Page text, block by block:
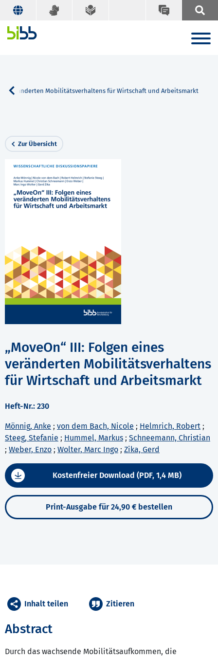
veränderten Mobilitätsverhaltens für Wirtschaft und Arbeitsmarkt
Zur Übersicht
„MoveOn“ III: Folgen eines
veränderten Mobilitätsverhaltens
für Wirtschaft und Arbeitsmarkt
Heft-Nr.: 230
Mönnig, Anke ; von dem Bach, Nicole ; Helmrich, Robert ;
Steeg, Stefanie ; Hummel, Markus ; Schneemann, Christian
; Weber, Enzo ; Wolter, Marc Ingo ; Zika, Gerd
Kostenfreier Download (PDF, 1,4 MB)
Print-Ausgabe für 24,90 € bestellen
Abstract
Durch das wachsende Mobilitätsaufkommen, die
Inhalt teilen Zitieren